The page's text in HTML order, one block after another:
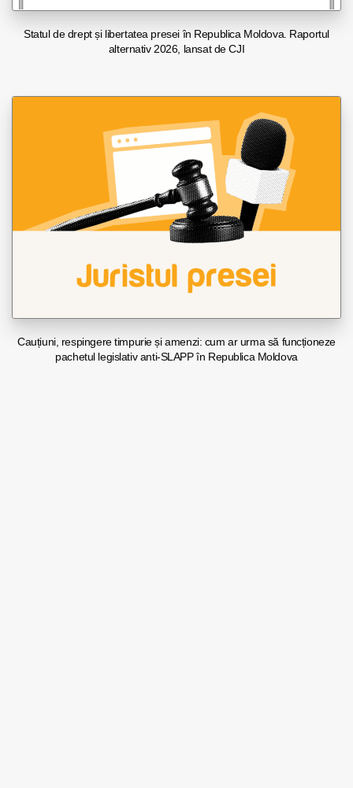
Statul de drept și libertatea presei în Republica Moldova. Raportul
alternativ 2026, lansat de CJI
Cauțiuni, respingere timpurie și amenzi: cum ar urma să funcționeze
pachetul legislativ anti-SLAPP în Republica Moldova